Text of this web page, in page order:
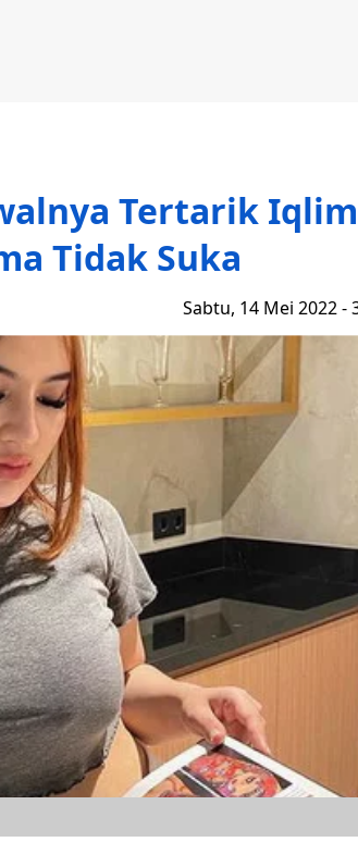
Tertarik
Tidak Suka
Sabtu, 14 Mei 2022 -